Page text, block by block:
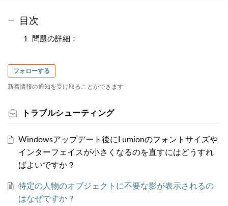
目次
1. 問題の詳細：
フォローする
新着情報の通知を受け取ることができます
トラブルシューティング
Windowsアップデート後にLumionのフォントサイズや
インターフェイスが小さくなるのを直すにはどうすれ
ばよいですか？
特定の人物のオブジェクトに不要な影が表示されるの
はなぜですか？